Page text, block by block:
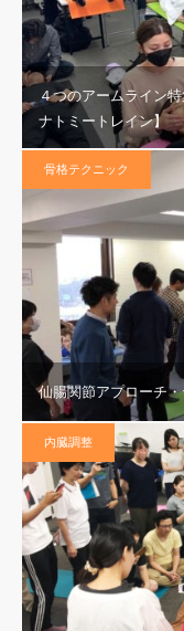
４つのアームライン
ナトミートレイン】
骨格テクニック
仙腸関節アプローチ
内臓調整